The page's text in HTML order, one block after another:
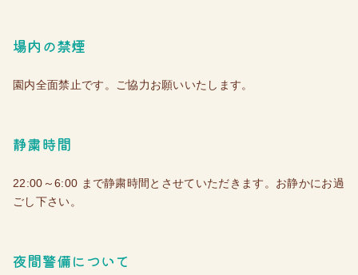
場内の禁煙
園内全面禁止です。ご協力お願いいたします。
静粛時間
22:00～6:00 まで静粛時間とさせていただきます。お静かにお過
ごし下さい。
夜間警備について